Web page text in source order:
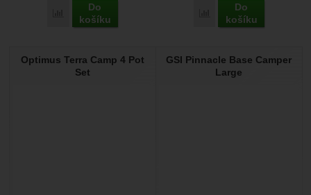
Porovnat
Do
košíku
Porovnat
Do
košíku
Optimus Terra Camp 4 Pot
Set
GSI Pinnacle Base Camper
Large